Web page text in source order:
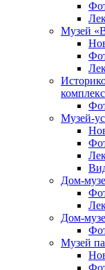
Музей
Музей-
Дом-
Дом-
Музей